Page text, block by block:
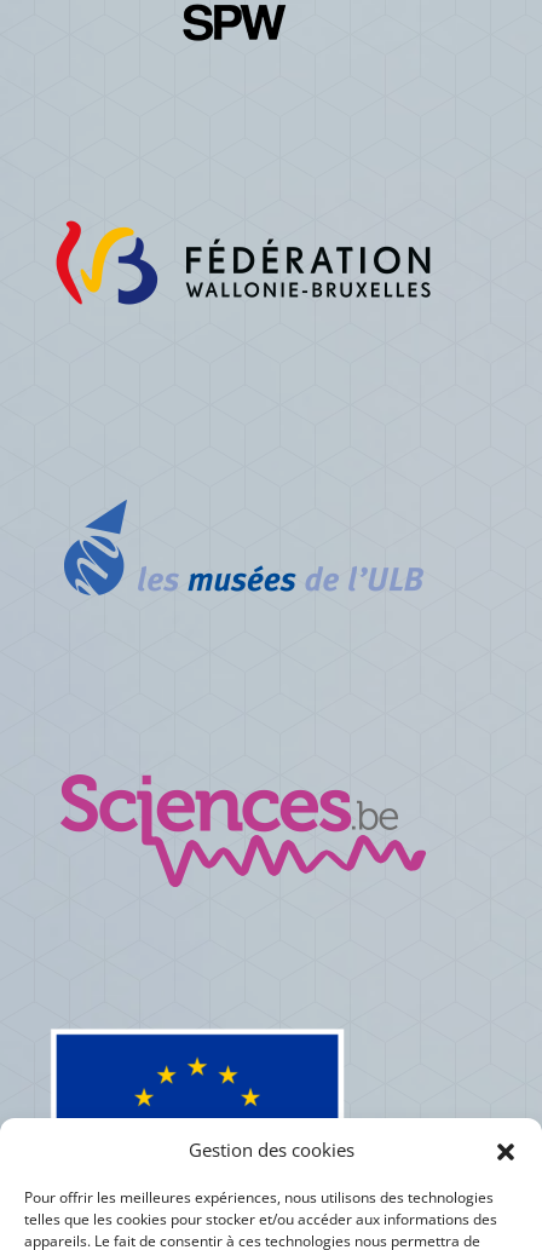
Gestion des cookies
Pour offrir les meilleures expériences, nous utilisons des technologies
telles que les cookies pour stocker et/ou accéder aux informations des
appareils. Le fait de consentir à ces technologies nous permettra de